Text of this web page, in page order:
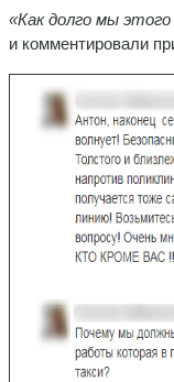
«Как долго мы этого
и комментировали